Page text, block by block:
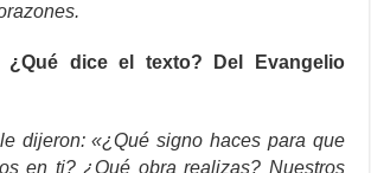
¿Qué dice el texto? Del Evangelio
dijeron: «¿Qué signo haces para que
en ti? ¿Qué obra realizas? Nuestros